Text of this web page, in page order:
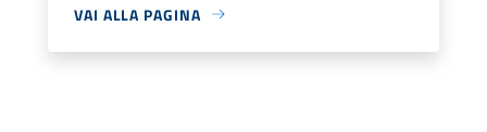
VAI ALLA PAGINA